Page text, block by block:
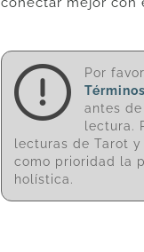
Por
antes
lectura.
lecturas de Tarot
como prioridad la
holística.